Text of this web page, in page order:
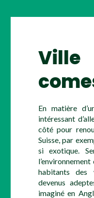
Ville
En matière
intéressant
côté pour
Suisse, par
si exotique.
habitants des
devenus
imaginé en